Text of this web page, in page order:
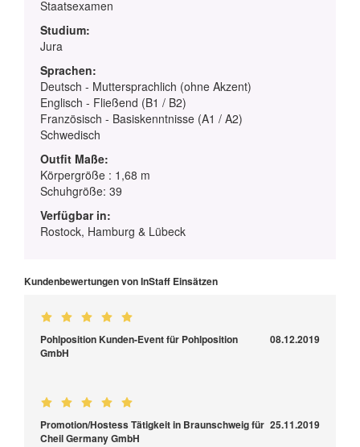
Staatsexamen
Studium:
Jura
Sprachen:
Deutsch - Muttersprachlich (ohne Akzent)
Englisch - Fließend (B1 / B2)
Französisch - Basiskenntnisse (A1 / A2)
Schwedisch
Outfit Maße:
Körpergröße : 1,68 m
Schuhgröße: 39
Verfügbar in:
Rostock, Hamburg & Lübeck
Kundenbewertungen von InStaff Einsätzen
Pohlposition Kunden-Event für Pohlposition
GmbH
08.12.2019
Promotion/Hostess Tätigkeit in Braunschweig für
Cheil Germany GmbH
25.11.2019